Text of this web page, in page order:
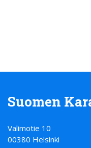
Suomen
Valimotie 10
00380 Helsinki